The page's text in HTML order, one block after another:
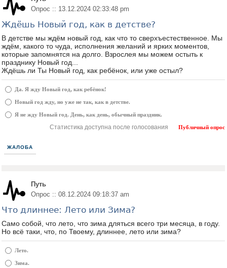
Опрос :: 13.12.2024 02:33:48 pm
Ждёшь Новый год, как в детстве?
В детстве мы ждём новый год, как что то сверхъестественное. Мы
ждём, какого то чуда, исполнения желаний и ярких моментов,
которые запомнятся на долго. Взрослея мы можем остыть к
празднику Новый год...
Ждёшь ли Ты Новый год, как ребёнок, или уже остыл?
Да. Я жду Новый год, как ребёнок!
Новый год жду, но уже не так, как в детстве.
Я не жду Новый год. День, как день, обычный праздник.
Статистика доступна после голосования Публичный опрос
ЖАЛОБА
Путь
Опрос :: 08.12.2024 09:18:37 am
Что длиннее: Лето или Зима?
Само собой, что лето, что зима дляться всего три месяца, в году.
Но всё таки, что, по Твоему, длиннее, лето или зима?
Лето.
Зима.